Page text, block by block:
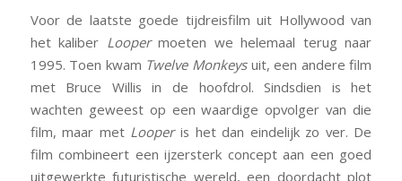
Voor de laatste goede tijdreisfilm uit Hollywood van
het kaliber Loopermoeten we helemaal terug naar
1995. Toen kwam Twelve Monkeys uit, een andere film
met Bruce Willis in de hoofdrol. Sindsdien is het
wachten geweest op een waardige opvolger van die
film, maar met Looper is het dan eindelijk zo ver. De
film combineert een ijzersterk concept aan een goed
uitgewerkte futuristische wereld, een doordacht plot